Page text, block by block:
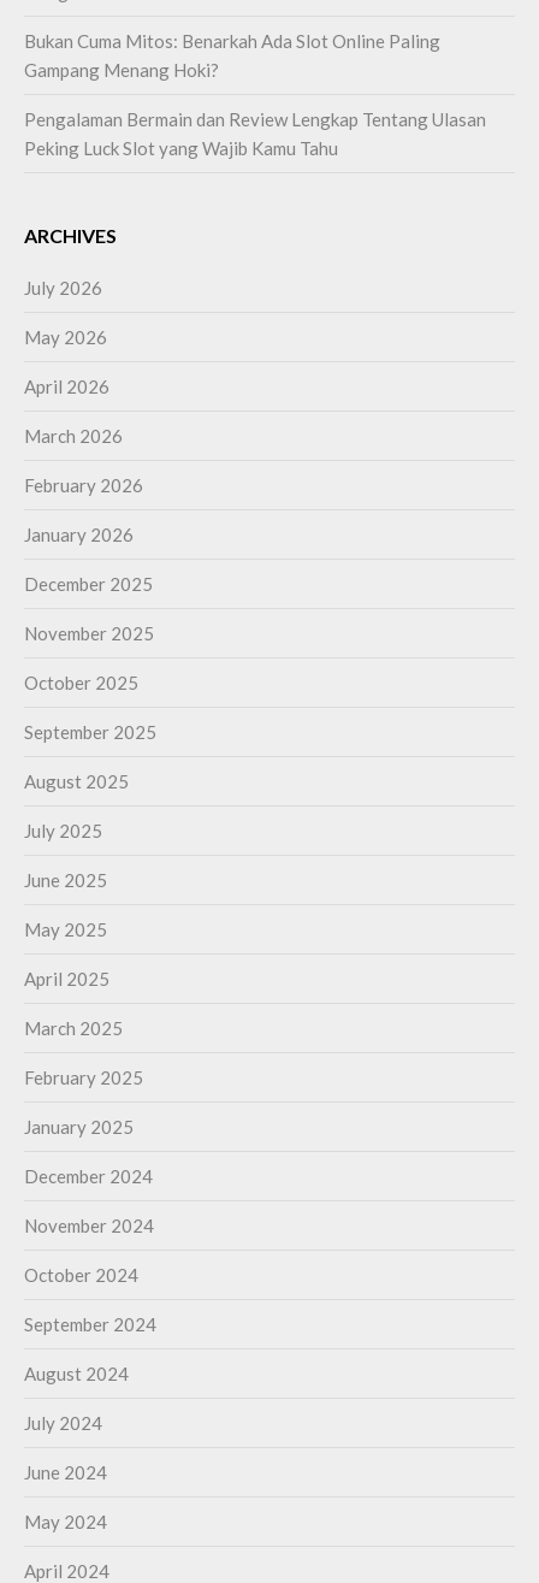
Bukan Cuma Mitos: Benarkah Ada Slot Online Paling
Gampang Menang Hoki?
Pengalaman Bermain dan Review Lengkap Tentang Ulasan
Peking Luck Slot yang Wajib Kamu Tahu
ARCHIVES
July 2026
May 2026
April 2026
March 2026
February 2026
January 2026
December 2025
November 2025
October 2025
September 2025
August 2025
July 2025
June 2025
May 2025
April 2025
March 2025
February 2025
January 2025
December 2024
November 2024
October 2024
September 2024
August 2024
July 2024
June 2024
May 2024
April 2024